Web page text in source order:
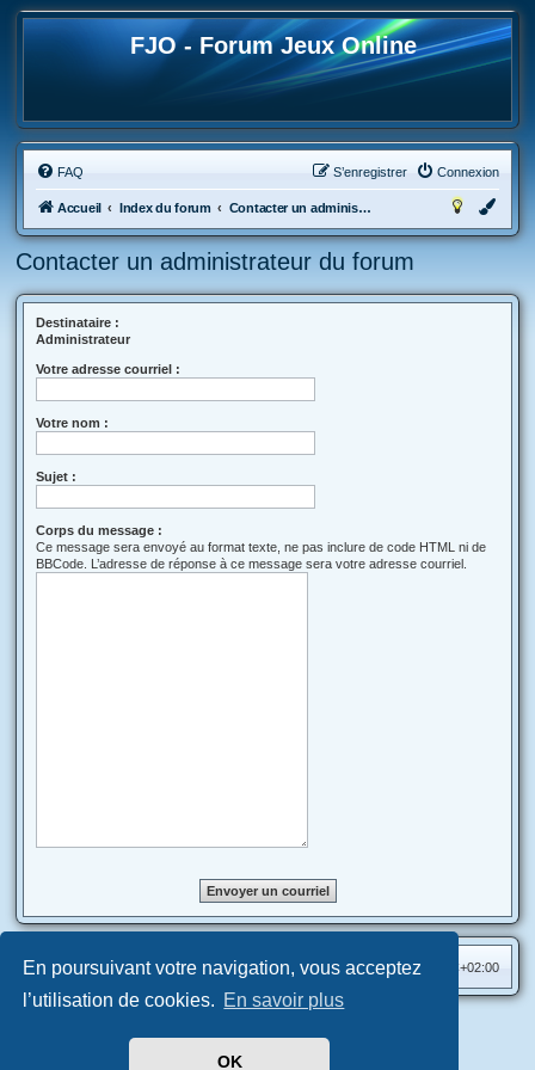
En poursuivant votre navigation, vous acceptez
l’utilisation de cookies. En savoir plus
OK
FJO - Forum Jeux Online
FAQ Connexion
S’enregistrer
Accueil Index du forum Contacter un administrateur du forum
Contacter un administrateur du forum
Destinataire :
Administrateur
Votre adresse courriel :
Votre nom :
Sujet :
Corps du message :
Ce message sera envoyé au format texte, ne pas inclure de code HTML ni de
BBCode. L’adresse de réponse à ce message sera votre adresse courriel.
Accueil Index du forum Heures au format UTC+02:00